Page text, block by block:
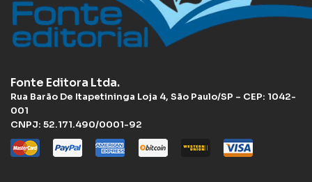
Fonte Editora Ltda.
Rua Barão De Itapetininga Loja 4, São Paulo/SP – CEP: 1042-
001
CNPJ: 52.171.490/0001-92